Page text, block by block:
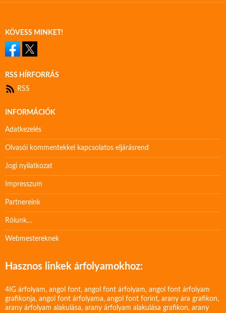
KÖVESS MINKET!
RSS HÍRFORRÁS
RSS
INFORMÁCIÓK
Adatkezelés
Olvasói kommentekkel kapcsolatos eljárásrend
Jogi nyilatkozat
Impresszum
Partnereink
Rólunk…
Webmestereknek
Hasznos linkek árfolyamokhoz:
4IG árfolyam, angol font, angol font árfolyam, angol font árfolyam
grafikonja, angol font árfolyama, angol font forint, arany ára grafikon,
arany árfolyam alakulása, arany árfolyam alakulása grafikon, arany